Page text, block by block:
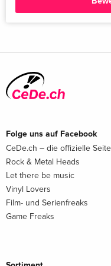
Folge uns auf Facebook
CeDe.ch – die offizielle Seite
Rock & Metal Heads
Let there be music
Vinyl Lovers
Film- und Serienfreaks
Game Freaks